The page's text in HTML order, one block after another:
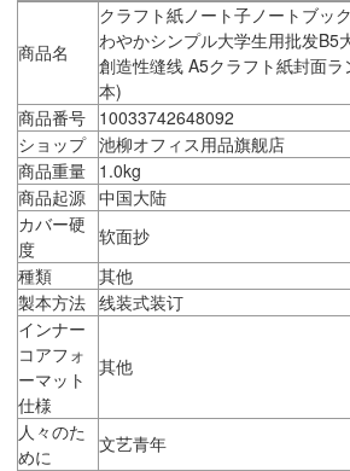
商品名
クラフト紙ノート子ノートブッ
わやかシンプル大学生用批发B5
創造性缝线 A5クラフト紙封面
本)
商品番号 10033742648092
ショップ 池柳オフィス用品旗舰店
商品重量 1.0kg
商品起源 中国大陆
カバー硬
度
软面抄
種類
其他
製本方法 线装式装订
インナー
コアフォ
ーマット
仕様
其他
人々のた
めに
文艺青年